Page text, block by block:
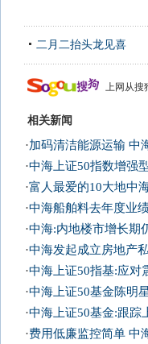
二月二抬头龙见喜
上网从搜
相关新闻
·加码清洁能源运输 中
·中海上证50指数增强
·富人最爱的10大地中
·中海船舶料去年度业
·中海:内地楼市增长期
·中海发起成立房地产
·中海上证50指基:应对
·中海上证50基金陈明
·中海上证50基金:跟踪
·费用低廉监控简单 中